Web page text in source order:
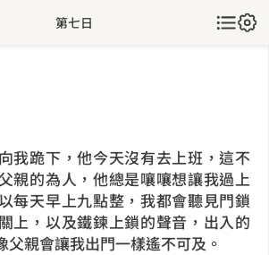
第七日
跪下，他今天沒有去上班，這不
親的為人，他總是嚷嚷想讓我過上
每天早上九點整，我都會聽見門鎖
上，以及鐵鍊上鎖的聲音，出入的
父親會讓我出門一樣遙不可及。